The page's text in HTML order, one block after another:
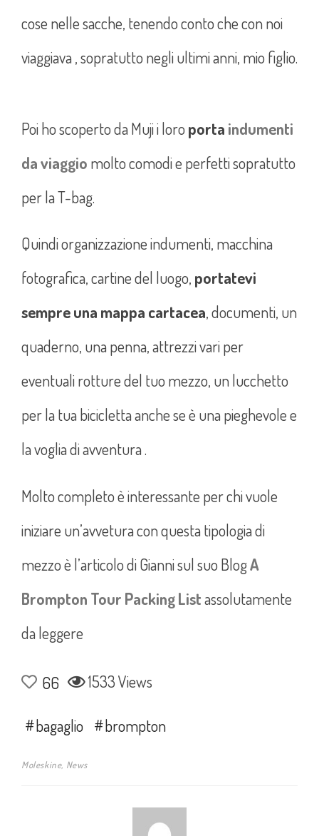
cose nelle sacche, tenendo conto che con noi
viaggiava , sopratutto negli ultimi anni, mio figlio.
Poi ho scoperto da Muji i loroporta indumenti
da viaggio molto comodi e perfetti sopratutto
per la T-bag.
Quindi organizzazione indumenti, macchina
fotografica, cartine del luogo, portatevi
sempre una mappa cartacea, documenti, un
quaderno, una penna, attrezzi vari per
eventuali rotture del tuo mezzo, un lucchetto
per la tua bicicletta anche se è una pieghevole e
la voglia di avventura .
Molto completo è interessante per chi vuole
iniziare un’avvetura con questa tipologia di
mezzo è l’articolo di Gianni sul suo BlogA
Brompton Tour Packing Listassolutamente
da leggere
66 1533 Views
bagaglio brompton
Moleskine, News